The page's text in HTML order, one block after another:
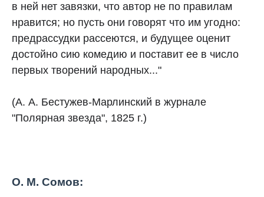
в ней нет завязки, что автор не по правилам
нравится; но пусть они говорят что им угодно:
предрассудки рассеются, и будущее оценит
достойно сию комедию и поставит ее в число
первых творений народных..."
(А. А. Бестужев-Марлинский в журнале
"Полярная звезда", 1825 г.)
О. М. Сомов: